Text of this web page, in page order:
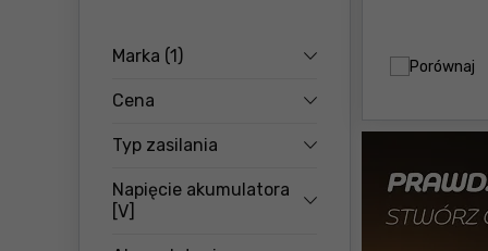
Marka (1)
Cena
Typ zasilania
Napięcie akumulatora
[V]
Porównaj